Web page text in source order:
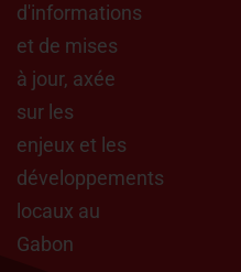
d'informations
et de mises
à jour, axée
sur les
enjeux et les
développements
locaux au
Gabon